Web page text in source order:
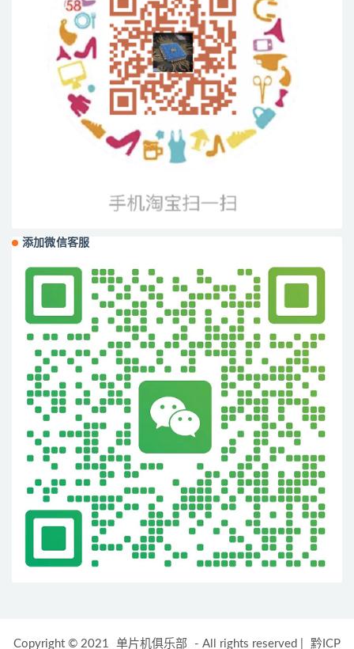
添加微信客服
Copyright © 2021 单片机俱乐部 - All rights reserved 黔ICP